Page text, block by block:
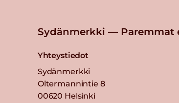
Sydänmerkki — Paremmat
Yhteystiedot
Sydänmerkki
Oltermannintie 8
00620 Helsinki